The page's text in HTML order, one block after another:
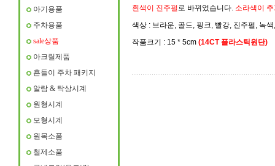
아기용품
주차용품
sale상품
아크릴제품
흔들이 주차 패키지
알람 & 탁상시계
원형시계
모형시계
원목소폼
철제소품
흰색이 진주펄 로 바뀌었습니다. 소라색이 추
색상 : 브라운, 골드, 핑크, 빨강, 진주펄, 녹
작품크기 : 15 * 5cm(14CT 플라스틱원단)